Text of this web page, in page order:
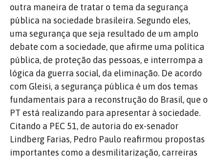
outra maneira de tratar o tema da segurança
pública na sociedade brasileira. Segundo eles,
uma segurança que seja resultado de um amplo
debate com a sociedade, que afirme uma política
pública, de proteção das pessoas, e interrompa a
lógica da guerra social, da eliminação. De acordo
com Gleisi, a segurança pública é um dos temas
fundamentais para a reconstrução do Brasil, que o
PT está realizando para apresentar à sociedade.
Citando a PEC 51, de autoria do ex-senador
Lindberg Farias, Pedro Paulo reafirmou propostas
importantes como a desmilitarização, carreiras